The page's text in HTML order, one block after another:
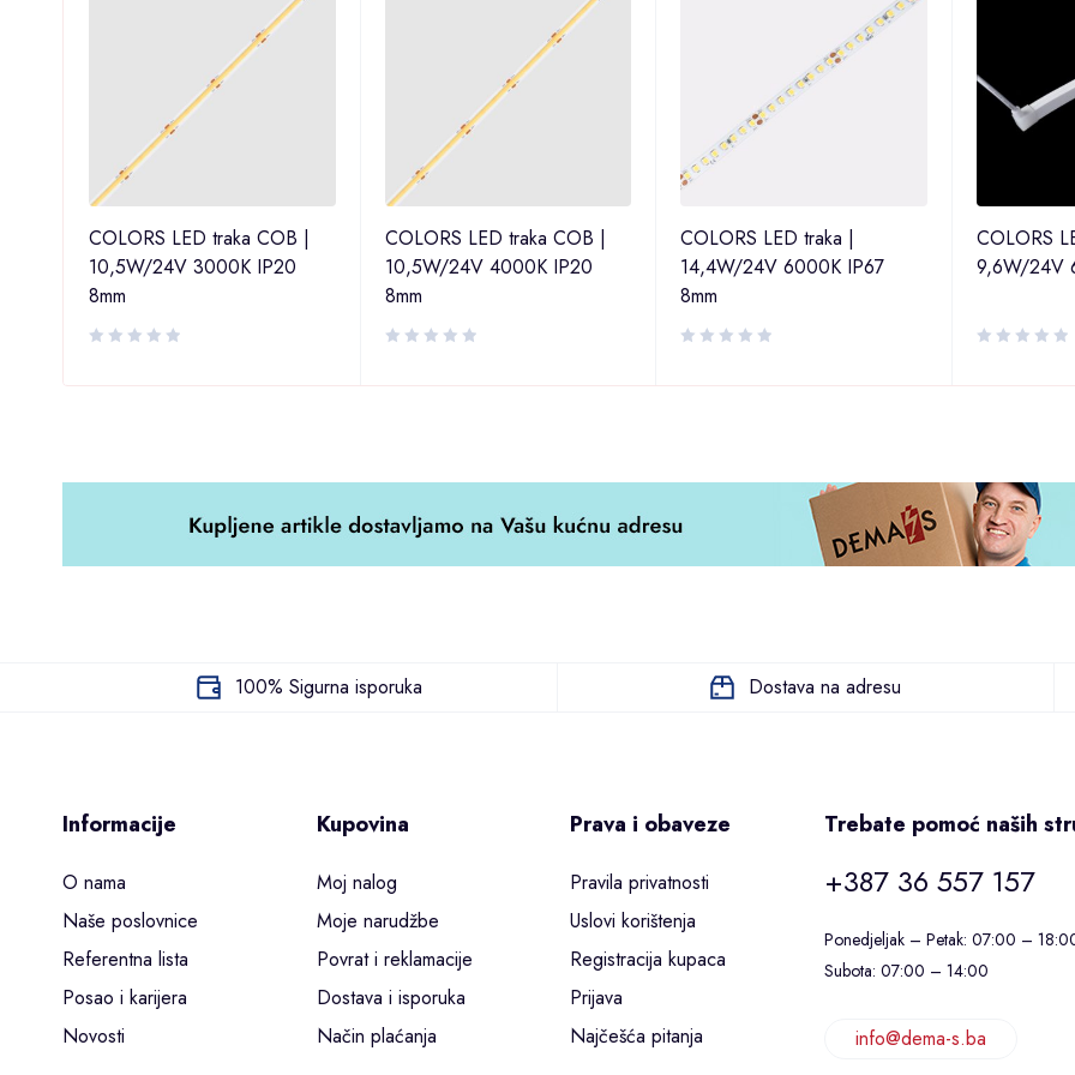
COLORS LED traka COB |
10,5W/24V 3000K IP20
8mm
COLORS LED traka COB |
10,5W/24V 4000K IP20
8mm
COLORS LED traka |
14,4W/24V 6000K IP67
8mm
COLORS
9,6W/24V
100% Sigurna isporuka Dostava na adresu
Informacije
O nama
Naše poslovnice
Referentna lista
Posao i karijera
Novosti
Kupovina
Moj nalog
Moje narudžbe
Povrat i reklamacije
Dostava i isporuka
Način plaćanja
Prava i obaveze
Pravila privatnosti
Uslovi korištenja
Registracija kupaca
Prijava
Najčešća pitanja
Trebate pomoć naših
+387 36 557 157
Ponedjeljak – Petak: 07:00 –
Subota: 07:00 – 14:00
info@dema-s.ba